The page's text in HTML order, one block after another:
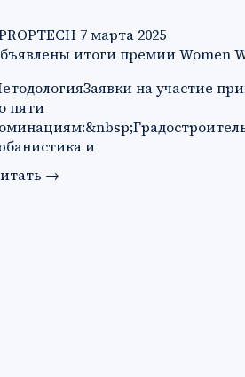
7 марта 2025
итоги премии Women
на участие
пяти
и
→